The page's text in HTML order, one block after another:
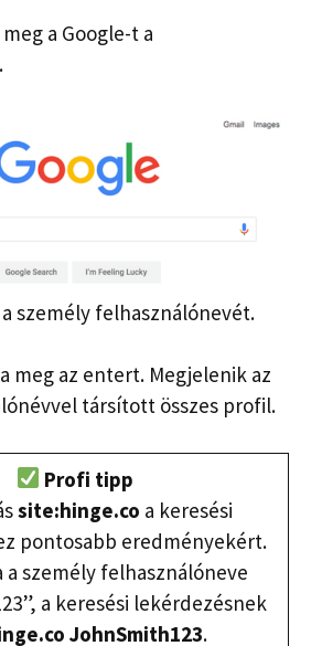
meg a Google-t a
a személy felhasználónevét.
meg az entert. Megjelenik az
társított összes profil.
Profi tipp
site:hinge.co a keresési
pontosabb eredményekért.
a személy felhasználóneve
a keresési lekérdezésnek
JohnSmith123.